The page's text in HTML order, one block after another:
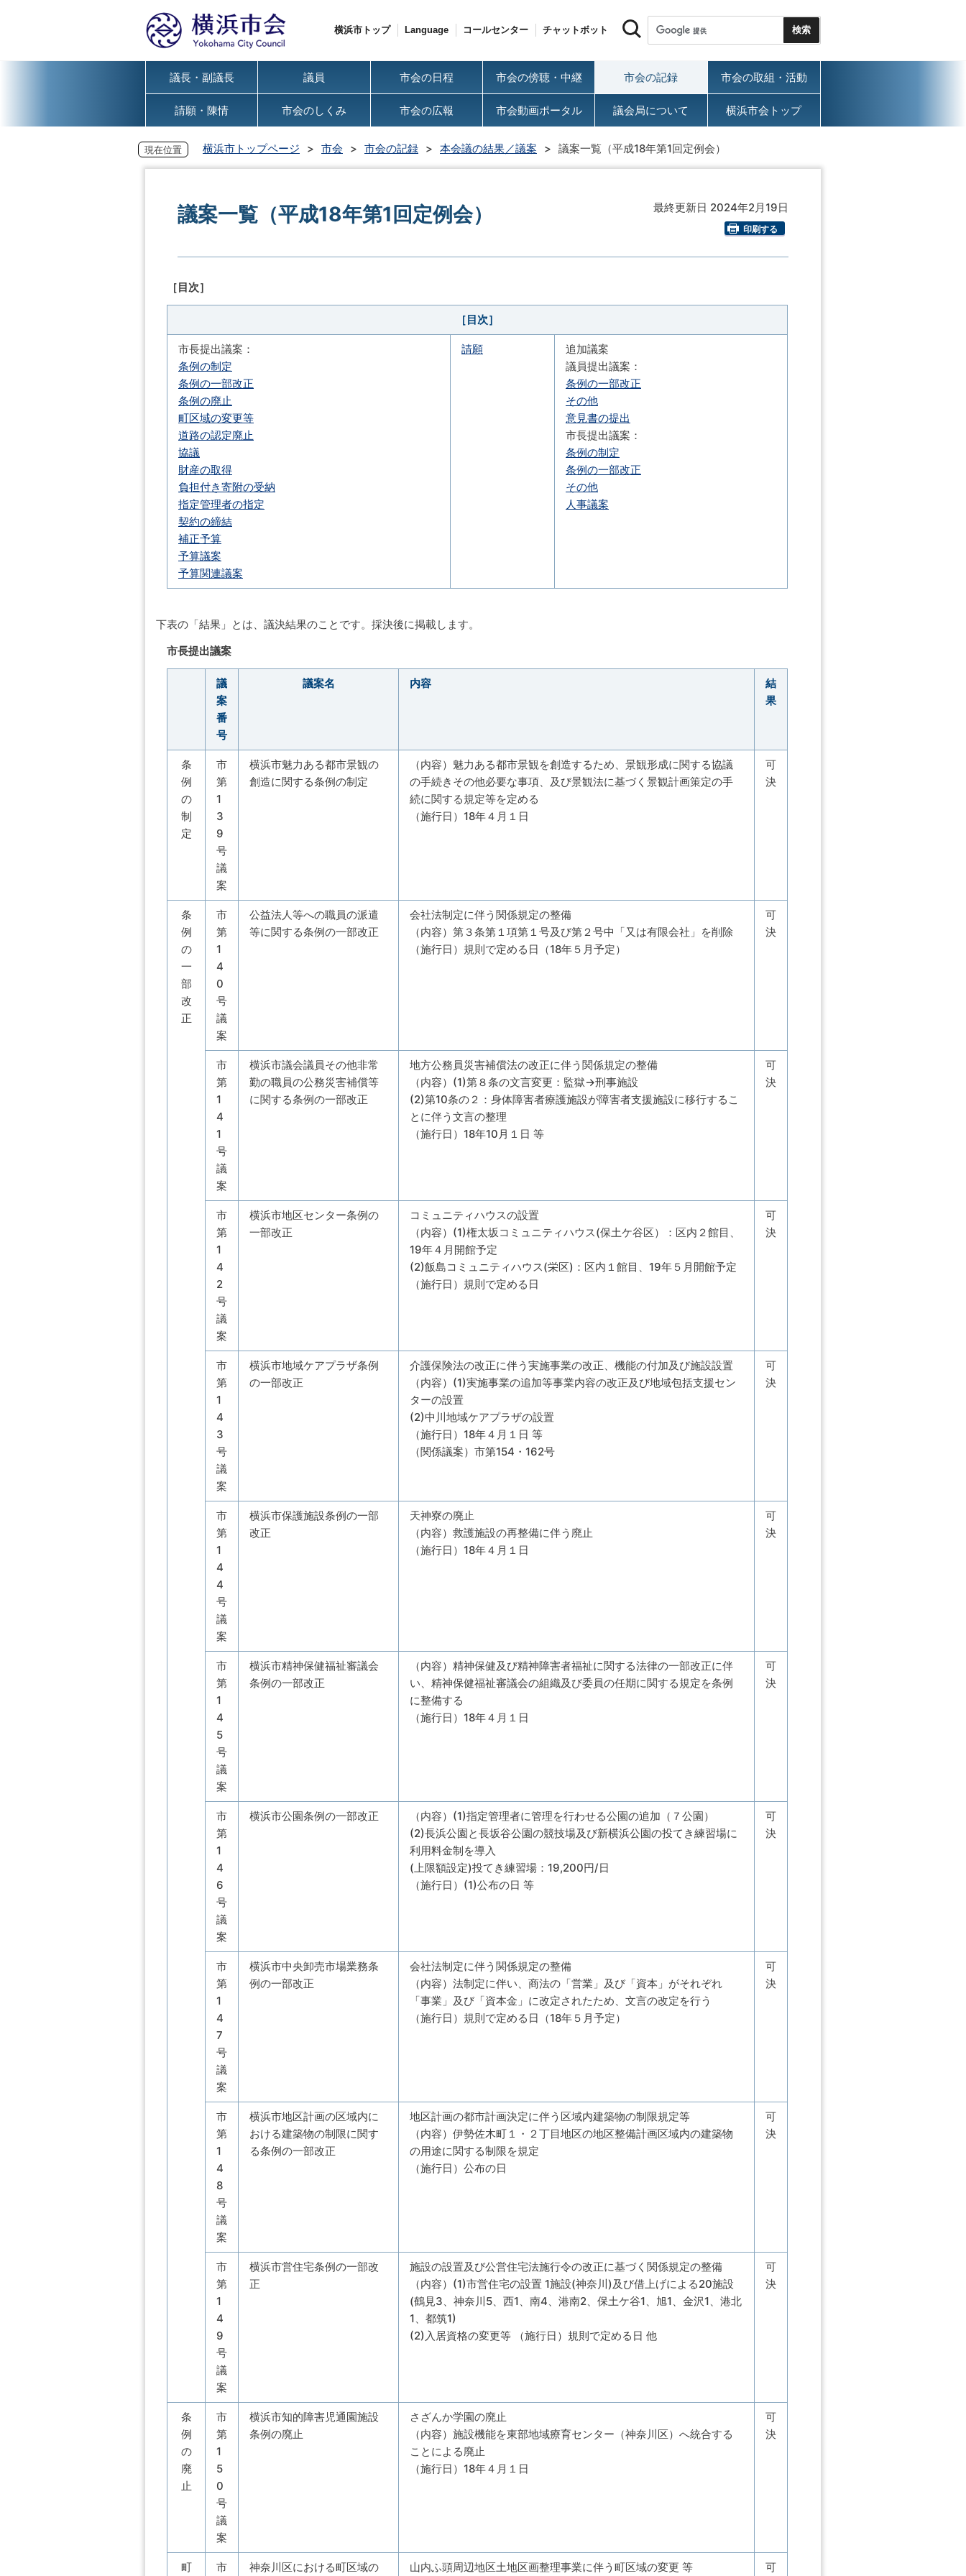
横浜市トップ Language コールセンター チャットボット
議長・副議長 議員 市会の日程 市会の傍聴・中継 市会の記録 市会の取組・活動
請願・陳情 市会のしくみ 市会の広報 市会動画ポータル 議会局について 横浜市会トップ
現在位置 横浜市トップページ 市会 市会の記録 本会議の結果／議案 議案一覧（平成18年第1回定例会）
議案一覧（平成18年第1回定例会） 最終更新日 2024年2月19日
印刷する
［目次］
［目次］
市長提出議案：
条例の制定
条例の一部改正
条例の廃止
町区域の変更等
道路の認定廃止
協議
財産の取得
負担付き寄附の受納
指定管理者の指定
契約の締結
補正予算
予算議案
予算関連議案
請願
追加議案
議員提出議案：
条例の一部改正
その他
意見書の提出
市長提出議案：
条例の制定
条例の一部改正
その他
人事議案
下表の「結果」とは、議決結果のことです。採決後に掲載します。
市長提出議案
議
案
番
号
議案名 内容
結
果
条
例
の
制
定
市
第
1
3
9
号
議
案
横浜市魅力ある都市景観の
創造に関する条例の制定
（内容）魅力ある都市景観を創造するため、景観形成に関する協議
の手続きその他必要な事項、及び景観法に基づく景観計画策定の手
続に関する規定等を定める
（施行日）18年４月１日
可
決
条
例
の
一
部
改
正
市
第
1
4
0
号
議
案
公益法人等への職員の派遣
等に関する条例の一部改正
会社法制定に伴う関係規定の整備
（内容）第３条第１項第１号及び第２号中「又は有限会社」を削除
（施行日）規則で定める日（18年５月予定）
可
決
市
第
1
4
1
号
議
案
横浜市議会議員その他非常
勤の職員の公務災害補償等
に関する条例の一部改正
地方公務員災害補償法の改正に伴う関係規定の整備
（内容）(1)第８条の文言変更：監獄→刑事施設
(2)第10条の２：身体障害者療護施設が障害者支援施設に移行するこ
とに伴う文言の整理
（施行日）18年10月１日 等
可
決
市
第
1
4
2
号
議
案
横浜市地区センター条例の
一部改正
コミュニティハウスの設置
（内容）(1)権太坂コミュニティハウス(保土ケ谷区）：区内２館目、
19年４月開館予定
(2)飯島コミュニティハウス(栄区)：区内１館目、19年５月開館予定
（施行日）規則で定める日
可
決
市
第
1
4
3
号
議
案
横浜市地域ケアプラザ条例
の一部改正
介護保険法の改正に伴う実施事業の改正、機能の付加及び施設設置
（内容）(1)実施事業の追加等事業内容の改正及び地域包括支援セン
ターの設置
(2)中川地域ケアプラザの設置
（施行日）18年４月１日 等
（関係議案）市第154・162号
可
決
市
第
1
4
4
号
議
案
横浜市保護施設条例の一部
改正
天神寮の廃止
（内容）救護施設の再整備に伴う廃止
（施行日）18年４月１日
可
決
市
第
1
4
5
号
議
案
横浜市精神保健福祉審議会
条例の一部改正
（内容）精神保健及び精神障害者福祉に関する法律の一部改正に伴
い、精神保健福祉審議会の組織及び委員の任期に関する規定を条例
に整備する
（施行日）18年４月１日
可
決
市
第
1
4
6
号
議
案
横浜市公園条例の一部改正
（内容）(1)指定管理者に管理を行わせる公園の追加（７公園）
(2)長浜公園と長坂谷公園の競技場及び新横浜公園の投てき練習場に
利用料金制を導入
(上限額設定)投てき練習場：19,200円/日
（施行日）(1)公布の日 等
可
決
市
第
1
4
7
号
議
案
横浜市中央卸売市場業務条
例の一部改正
会社法制定に伴う関係規定の整備
（内容）法制定に伴い、商法の「営業」及び「資本」がそれぞれ
「事業」及び「資本金」に改定されたため、文言の改定を行う
（施行日）規則で定める日（18年５月予定）
可
決
市
第
1
4
8
号
議
案
横浜市地区計画の区域内に
おける建築物の制限に関す
る条例の一部改正
地区計画の都市計画決定に伴う区域内建築物の制限規定等
（内容）伊勢佐木町１・２丁目地区の地区整備計画区域内の建築物
の用途に関する制限を規定
（施行日）公布の日
可
決
市
第
1
4
9
号
議
案
横浜市営住宅条例の一部改
正
施設の設置及び公営住宅法施行令の改正に基づく関係規定の整備
（内容）(1)市営住宅の設置 1施設(神奈川)及び借上げによる20施設
(鶴見3、神奈川5、西1、南4、港南2、保土ケ谷1、旭1、金沢1、港北
1、都筑1)
(2)入居資格の変更等 （施行日）規則で定める日 他
可
決
条
例
の
廃
止
市
第
1
5
0
号
議
案
横浜市知的障害児通園施設
条例の廃止
さざんか学園の廃止
（内容）施設機能を東部地域療育センター（神奈川区）へ統合する
ことによる廃止
（施行日）18年４月１日
可
決
町 市 神奈川区における町区域の 山内ふ頭周辺地区土地区画整理事業に伴う町区域の変更 等 可